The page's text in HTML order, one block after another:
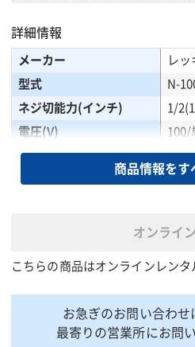
詳細情報
メーカー
レッ
型式
N-
ネジ切能力(インチ)
1/
電圧(V)
100/
消費電力(W)
750
モーター①
単
全幅(mm)
635
全高(mm)
558
電源コード(m)
5
質量(kg)
123
商品情報をす
オンライ
こちらの商品はオンラインレンタ
お急ぎのお問い合わせ
最寄りの営業所にお問